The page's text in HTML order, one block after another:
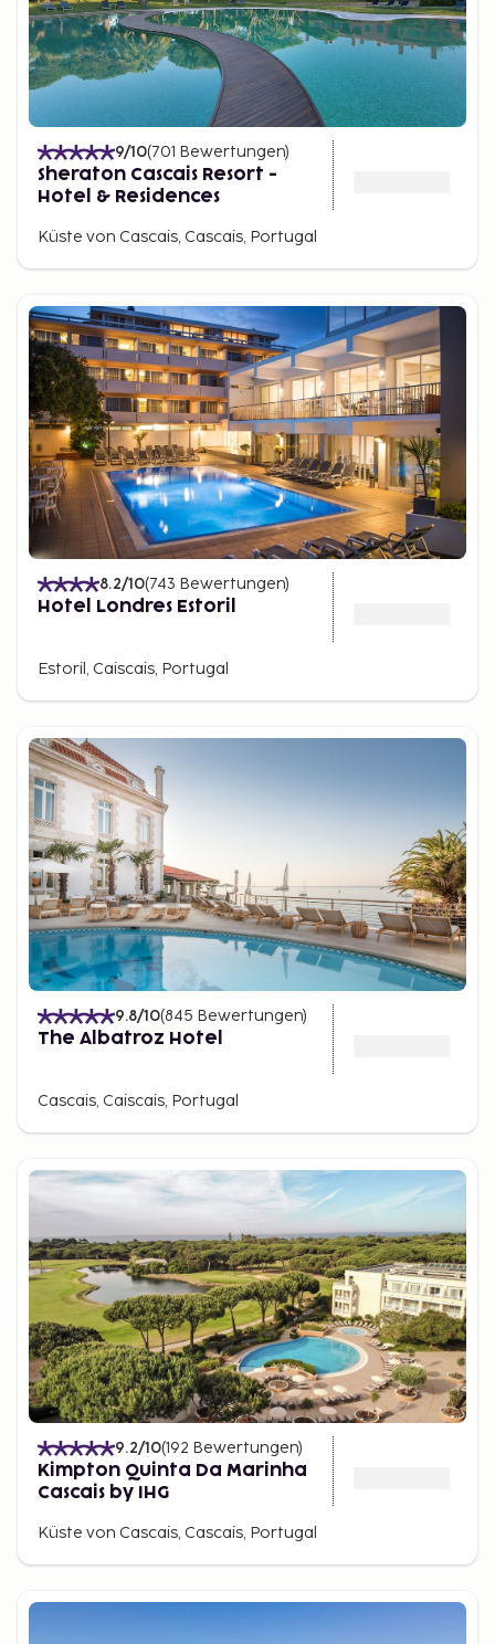
9/10(701 Bewertungen)
Sheraton Cascais Resort -
Hotel & Residences
Küste von Cascais, Cascais, Portugal
8.2/10(743 Bewertungen)
Hotel Londres Estoril
Estoril, Caiscais, Portugal
9.8/10(845 Bewertungen)
The Albatroz Hotel
Cascais, Caiscais, Portugal
9.2/10(192 Bewertungen)
Kimpton Quinta Da Marinha
Cascais by IHG
Küste von Cascais, Cascais, Portugal